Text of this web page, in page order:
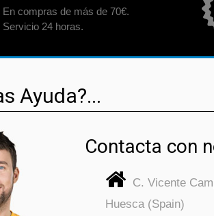
En compras de más de 70€.
Servicio 24 horas.
Ayuda?...
Contacta con
C. Vicente
Huesca (Spain)